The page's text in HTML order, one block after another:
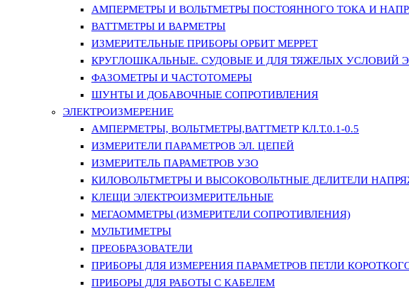
АМПЕРМЕТРЫ И ВОЛЬТМЕТРЫ ПОСТОЯННОГО ТОКА И
ВАТТМЕТРЫ И ВАРМЕТРЫ
ИЗМЕРИТЕЛЬНЫЕ ПРИБОРЫ ОРБИТ МЕРРЕТ
КРУГЛОШКАЛЬНЫЕ. СУДОВЫЕ И ДЛЯ ТЯЖЕЛЫХ УСЛОВИЙ
ФАЗОМЕТРЫ И ЧАСТОТОМЕРЫ
ШУНТЫ И ДОБАВОЧНЫЕ СОПРОТИВЛЕНИЯ
ЭЛЕКТРОИЗМЕРЕНИЕ
АМПЕРМЕТРЫ, ВОЛЬТМЕТРЫ,ВАТТМЕТР КЛ.Т.0.1-0.5
ИЗМЕРИТЕЛИ ПАРАМЕТРОВ ЭЛ. ЦЕПЕЙ
ИЗМЕРИТЕЛЬ ПАРАМЕТРОВ УЗО
КИЛОВОЛЬТМЕТРЫ И ВЫСОКОВОЛЬТНЫЕ ДЕЛИТЕЛИ
КЛЕЩИ ЭЛЕКТРОИЗМЕРИТЕЛЬНЫЕ
МЕГАОММЕТРЫ (ИЗМЕРИТЕЛИ СОПРОТИВЛЕНИЯ)
МУЛЬТИМЕТРЫ
ПРЕОБРАЗОВАТЕЛИ
ПРИБОРЫ ДЛЯ ИЗМЕРЕНИЯ ПАРАМЕТРОВ ПЕТЛИ
ПРИБОРЫ ДЛЯ РАБОТЫ С КАБЕЛЕМ